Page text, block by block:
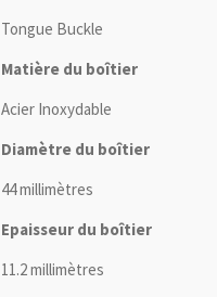
Tongue Buckle
Matière du boîtier
Acier Inoxydable
Diamètre du boîtier
44 millimètres
Epaisseur du boîtier
11.2 millimètres